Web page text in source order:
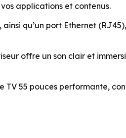
applications et contenus.
, ainsi qu’un port Ethernet
offre un son clair et
55 pouces performante,